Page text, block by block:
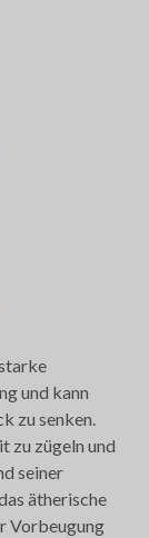
und kann
zu senken.
zu zügeln und
seiner
ätherische
Vorbeugung